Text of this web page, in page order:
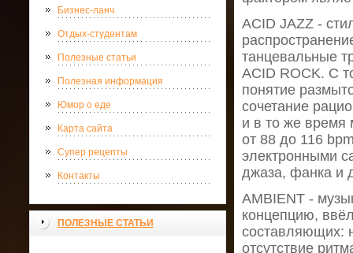
Бизнес-ланч
Отдых-студентам
Полезные статьи
Полезная информация
Юмор о еде
Карта сайта
Супер рецепты
Контакты
ПОЛЕЗНЫЕ СТАТЬИ
ACID JAZZ -
танцевальные
ACID ROCK. С
понятие
сочетание
и в то же время
от 88 до 116
электронными
джаза, фанка и
AMBIENT -
концепцию,
составляющих:
отсутствие